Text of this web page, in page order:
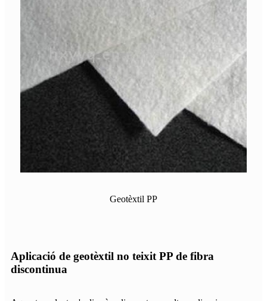
Geotèxtil PP
Aplicació de geotèxtil no teixit PP de fibra
discontinua